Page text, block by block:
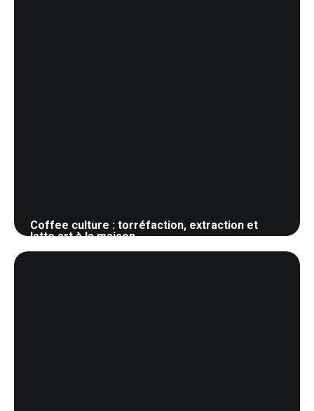
Coffee culture : torréfaction, extraction et
latte art à la maison